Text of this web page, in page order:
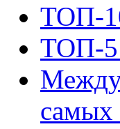
ТОП-
ТОП-5
самых